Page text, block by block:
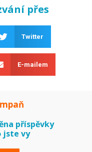
přes
Twitter
E-mailem
příspěvky
jste vy